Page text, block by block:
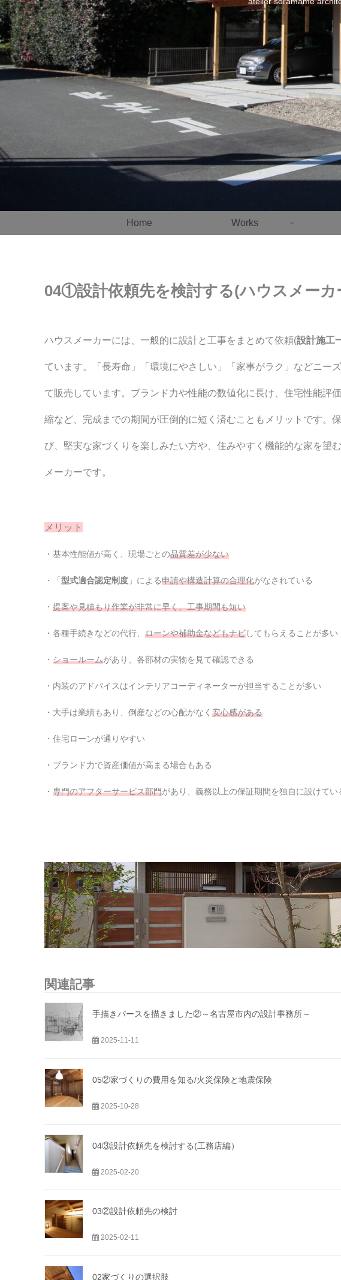
Home Works
04①設計依頼先を検討する(ハウスメーカ
ハウスメーカーには、一般的に設計と工事をまとめて依頼(設計施工
ています。「長寿命」「環境にやさしい」「家事がラク」などニー
て販売しています。ブランド力や性能の数値化に長け、住宅性能評
縮など、完成までの期間が圧倒的に短く済むこともメリットです。
び、堅実な家づくりを楽しみたい方や、住みやすく機能的な家を望
メーカーです。
メリット
・基本性能値が高く、現場ごとの品質差が少ない
・「 型式適合認定制度 」による申請や構造計算の合理化がなされている
・ 提案や見積もり作業が非常に早く、工事期間も短い
・各種手続きなどの代行、 ローンや補助金などもナビしてもらえることが多い
・ ショールームがあり、各部材の実物を見て確認できる
・内装のアドバイスはインテリアコーディネーターが担当することが多い
・大手は業績もあり、倒産などの心配がなく 安心感がある
・住宅ローンが通りやすい
・ブランド力で資産価値が高まる場合もある
・ 専門のアフターサービス部門があり、義務以上の保証期間を独自に設けてい
関連記事
手描きパースを描きました②～名古屋市内の設計事務所～
2025-11-11
05②家づくりの費用を知る/火災保険と地震保険
2025-10-28
04③設計依頼先を検討する(工務店編）
2025-02-20
03②設計依頼先の検討
2025-02-11
02家づくりの選択肢